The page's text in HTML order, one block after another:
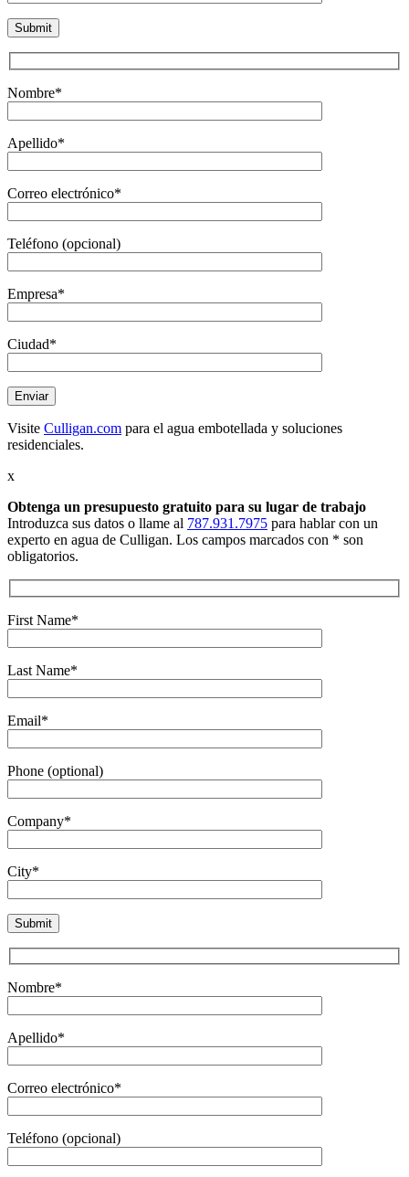
Nombre*
Apellido*
Correo electrónico*
Teléfono (opcional)
Empresa*
Ciudad*
Visite Culligan.com para el agua embotellada y soluciones
residenciales.
x
Obtenga un presupuesto gratuito para su lugar de trabajo
Introduzca sus datos o llame al 787.931.7975 para hablar con un
experto en agua de Culligan. Los campos marcados con * son
obligatorios.
First Name*
Last Name*
Email*
Phone (optional)
Company*
City*
Nombre*
Apellido*
Correo electrónico*
Teléfono (opcional)